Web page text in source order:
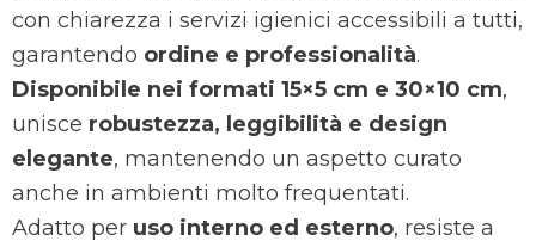
con chiarezza i servizi igienici accessibili a tutti,
garantendo ordine e professionalità.
Disponibile nei formati 15×5 cm e 30×10 cm,
unisce robustezza, leggibilità e design
elegante, mantenendo un aspetto curato
anche in ambienti molto frequentati.
Adatto per uso interno ed esterno, resiste a